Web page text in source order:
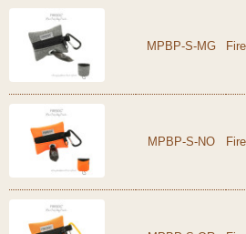
MPBP-S-MG
MPBP-S-NO